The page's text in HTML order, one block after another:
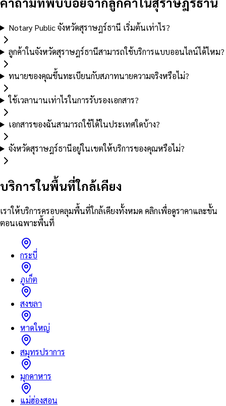
Notary Public จังหวัดสุราษฎร์ธานี เริ่มต้นเท่าไร?
ลูกค้าในจังหวัดสุราษฎร์ธานีสามารถใช้บริการแบบออนไลน์ได้ไหม?
ทนายของคุณขึ้นทะเบียนกับสภาทนายความจริงหรือไม่?
ใช้เวลานานเท่าไรในการรับรองเอกสาร?
เอกสารของฉันสามารถใช้ได้ในประเทศใดบ้าง?
จังหวัดสุราษฎร์ธานีอยู่ในเขตให้บริการของคุณหรือไม่?
บริการในพื้นที่ใกล้เคียง
เราให้บริการครอบคลุมพื้นที่ใกล้เคียงทั้งหมด คลิกเพื่อดูราคาและขั้น
ตอนเฉพาะพื้นที่
กระบี่
ภูเก็ต
สงขลา
หาดใหญ่
สมุทรปราการ
มุกดาหาร
แม่ฮ่องสอน